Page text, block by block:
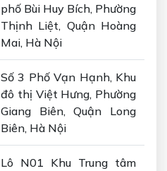
phố Bùi Huy Bích, Phường
Thịnh Liệt, Quận Hoàng
Mai, Hà Nội
Số 3 Phố Vạn Hạnh, Khu
đô thị Việt Hưng, Phường
Giang Biên, Quận Long
Biên, Hà Nội
Lô N01 Khu Trung tâm